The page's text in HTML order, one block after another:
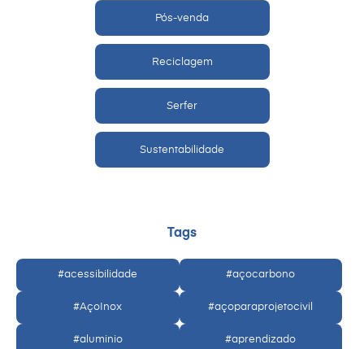
Pós-venda
Reciclagem
Serfer
Sustentabilidade
Tags
#acessibilidade #açocarbono
#AçoInox #açoparaprojetocivil
#aluminio #aprendizado